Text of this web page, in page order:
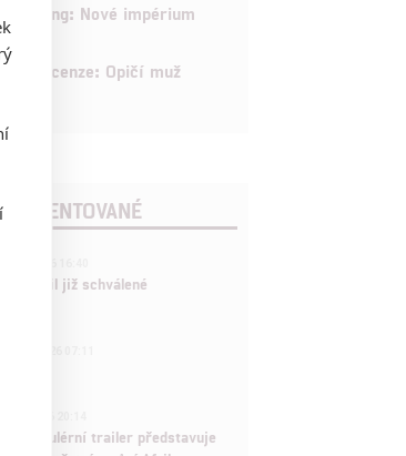
Kong: Nové impérium
Recenze: Opičí muž
zrušil již schválené
Regulérní trailer představuje